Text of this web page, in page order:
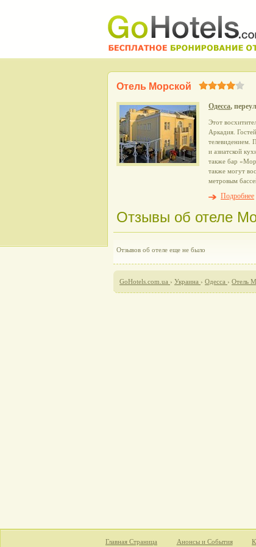
Отель Морской
Одесса,
Этот
Аркадия.
телевидением.
и азиатской
также бар
также могут
метровым
Подробнее
Отзывы об отеле
Отзывов об отеле еще не было
GoHotels.com.ua › Украина › Одесса › Отель
Главная Страница Анонсы и События